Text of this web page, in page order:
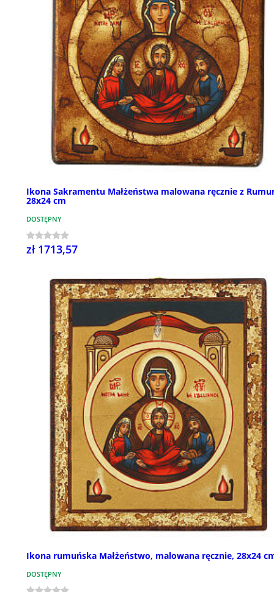
Ikona Sakramentu Małżeństwa malowana ręcznie z
28x24 cm
DOSTĘPNY
zł 1713,57
Ikona rumuńska Małżeństwo, malowana ręcznie, 28x24
DOSTĘPNY